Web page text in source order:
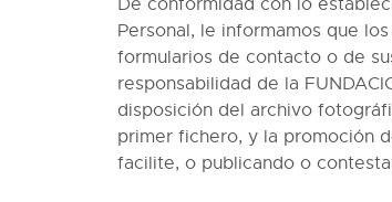
De conformidad con lo
Personal, le informamos que
formularios de contacto o de
responsabilidad de la
disposición del archivo
primer fichero, y la promoción
facilite, o publicando o